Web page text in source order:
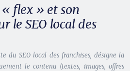
flex » et son
le SEO local des
du SEO local des franchises, désigne la
le contenu (textes, images, offres